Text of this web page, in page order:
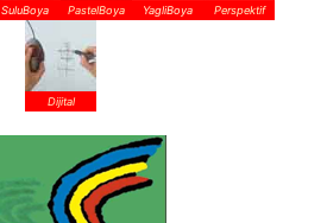
SuluBoya PastelBoya YagliBoya Perspektif
Dijital